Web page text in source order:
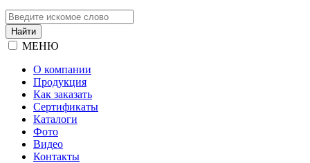
МЕНЮ
О компании
Продукция
Как заказать
Сертификаты
Каталоги
Фото
Видео
Контакты